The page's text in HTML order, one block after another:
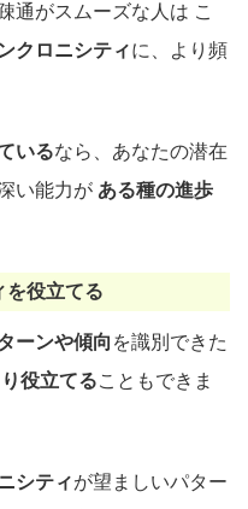
通がスムーズな人は こ
クロニシティに、より頻
いるなら、あなたの潜在
い能力が ある種の進歩
を役立てる
ーンや傾向 を識別できた
役立てることもできま
シティが望ましいパター